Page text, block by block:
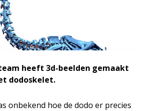
heeft 3d-beelden gemaakt
dodoskelet.
onbekend hoe de dodo er precies